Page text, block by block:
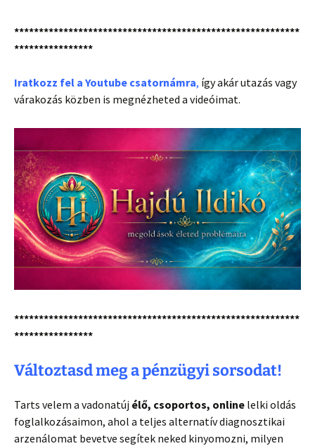
**********************************************************
****************
Iratkozz fel a Youtube csatornámra, így akár utazás vagy
várakozás közben is megnézheted a videóimat.
**********************************************************
****************
Változtasd meg a pénzügyi sorsodat!
Tarts velem a vadonatúj élő, csoportos, online lelki oldás
foglalkozásaimon, ahol a teljes alternatív diagnosztikai
arzenálomat bevetve segítek neked kinyomozni, milyen